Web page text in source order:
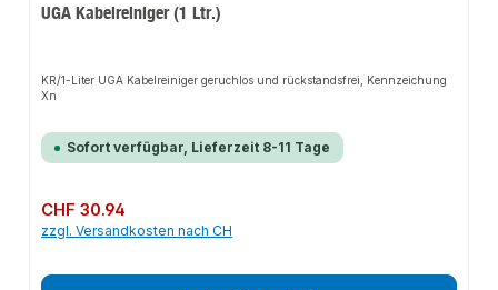
UGA Kabelreiniger (1 Ltr.)
KR/1-Liter UGA Kabelreiniger geruchlos und rückstandsfrei, Kennzeichung
Xn
Sofort verfügbar, Lieferzeit 8-11 Tage
Regulärer Preis:
CHF 30.94
zzgl. Versandkosten nach CH